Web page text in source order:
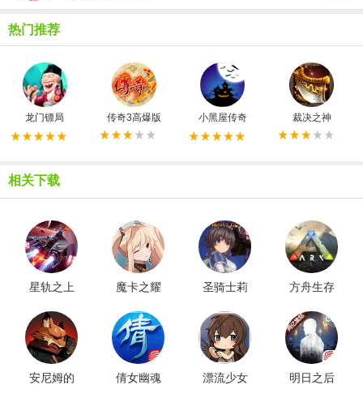
热门推荐
龙门镖局 传奇3高爆版 小黑屋传奇 裁决之神
相关下载
星轨之上
魔卡之耀
圣骑士莉
化版
方舟生存
安尼姆的
倩女幽魂
漂流少女
明日之后